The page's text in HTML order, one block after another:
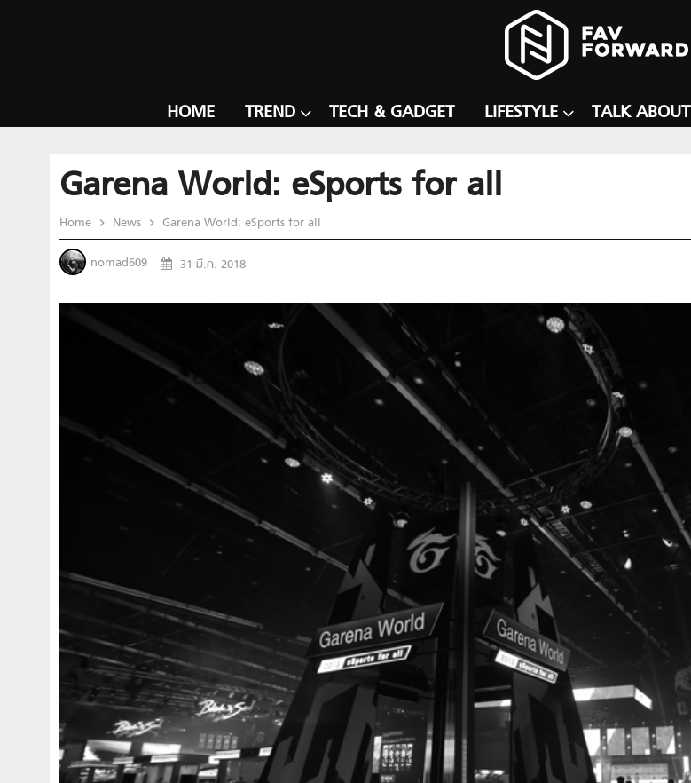
HOME TREND TECH & GADGET LIFESTYLE TALK ABOUT
Garena World: eSports for all
Home News Garena World: eSports for all
nomad609 31 มี.ค. 2018